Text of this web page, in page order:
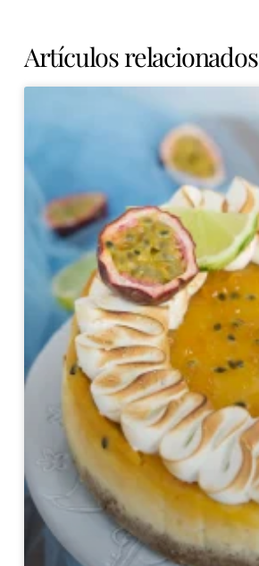
Artículos relacionados